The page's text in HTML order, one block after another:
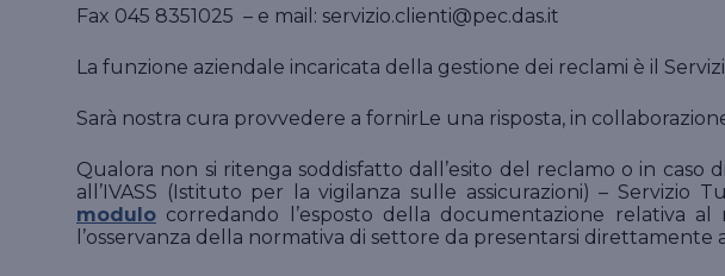
Fax 045 8351025 – e mail: servizio.clienti@pec.das.it
La funzione aziendale incaricata della gestione dei reclami è il
Sarà nostra cura provvedere a fornirLe una risposta, in
Qualora non si ritenga soddisfatto dall’esito del reclamo o in
all’IVASS (Istituto per la vigilanza sulle assicurazioni) – Servizio
modulo corredando l’esposto della documentazione relativa
l’osservanza della normativa di settore da presentarsi direttamente